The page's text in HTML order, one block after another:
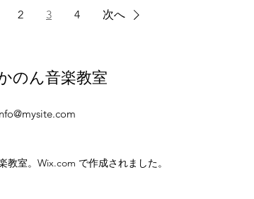
2 3 4 次へ
のん音楽教室
教室。Wix.com で作成されました。